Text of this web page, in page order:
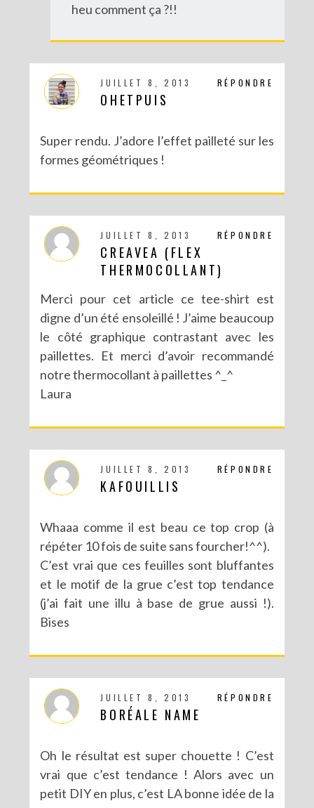
heu comment ça ?!!
RÉPONDRE
JUILLET 8, 2013
OHETPUIS
Super rendu. J’adore l’effet pailleté sur les
formes géométriques !
RÉPONDRE
JUILLET 8, 2013
CREAVEA (FLEX
THERMOCOLLANT)
Merci pour cet article ce tee-shirt est
digne d’un été ensoleillé ! J’aime beaucoup
le côté graphique contrastant avec les
paillettes. Et merci d’avoir recommandé
notre thermocollant à paillettes ^_^
Laura
RÉPONDRE
JUILLET 8, 2013
KAFOUILLIS
Whaaa comme il est beau ce top crop (à
répéter 10 fois de suite sans fourcher!^^).
C’est vrai que ces feuilles sont bluffantes
et le motif de la grue c’est top tendance
(j’ai fait une illu à base de grue aussi !).
Bises
RÉPONDRE
JUILLET 8, 2013
BORÉALE NAME
Oh le résultat est super chouette ! C’est
vrai que c’est tendance ! Alors avec un
petit DIY en plus, c’est LA bonne idée de la